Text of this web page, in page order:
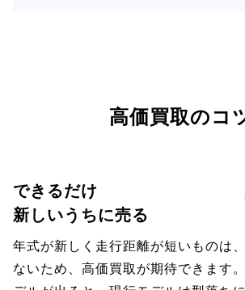
高価買取のコ
できるだけ
新しいうちに売る
年式が新しく走行距離が短いものは
ないため、高価買取が期待できます